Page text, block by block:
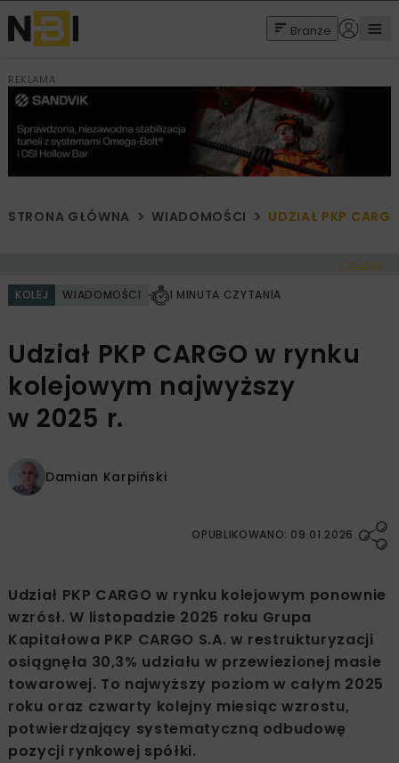
Branże
REKLAMA
STRONA GŁÓWNA WIADOMOŚCI UDZIAŁ PKP
< Cofnij
KOLEJ WIADOMOŚCI 1 MINUTA CZYTANIA
Udział PKP CARGO w rynku
kolejowym najwyższy
w 2025 r.
Damian Karpiński
OPUBLIKOWANO: 09.01.2026
Udział PKP CARGO w rynku kolejowym ponownie
wzrósł. W listopadzie 2025 roku Grupa
Kapitałowa PKP CARGO S.A. w restrukturyzacji
osiągnęła 30,3% udziału w przewiezionej masie
towarowej. To najwyższy poziom w całym 2025
roku oraz czwarty kolejny miesiąc wzrostu,
potwierdzający systematyczną odbudowę
pozycji rynkowej spółki.